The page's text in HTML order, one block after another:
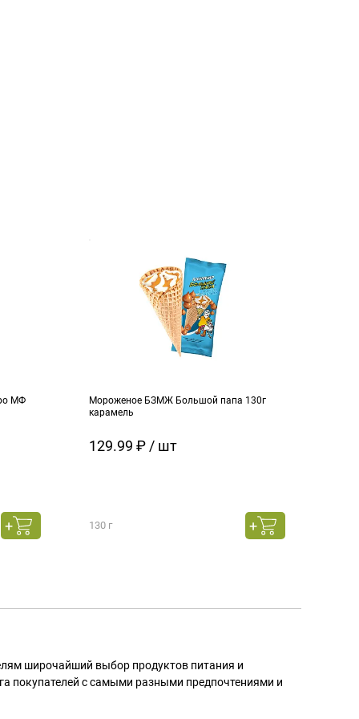
МФ
Мороженое БЗМЖ Большой папа 130г
карамель
129.99 ₽ / шт
130 г
широчайший выбор продуктов питания и
покупателей с самыми разными предпочтениями и